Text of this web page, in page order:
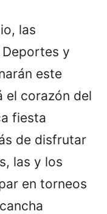
las
y
este
el corazón del
fiesta
de disfrutar
las y los
en torneos